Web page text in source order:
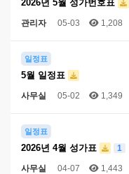
2026년 5월 성가번호표
관리자 05-03 1,208
일정표
5월 일정표
사무실 05-02 1,349
일정표
2026년 4월 성가표 1
사무실 04-07 1,443